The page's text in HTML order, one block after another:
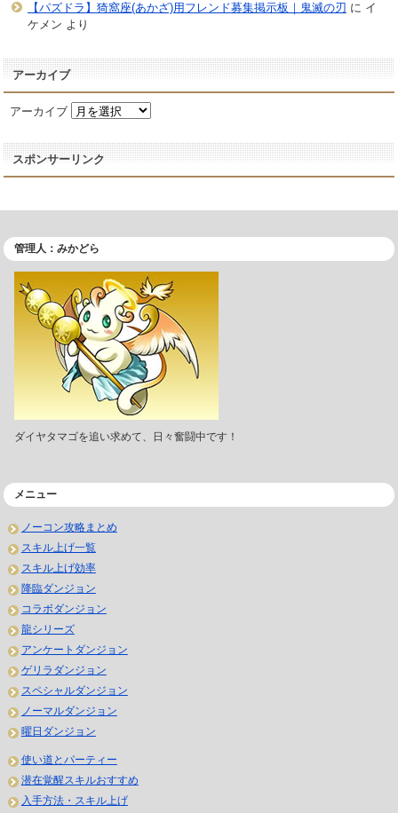
【パズドラ】猗窩座(あかざ)用フレンド募集掲示板｜鬼滅の刃 に イ
ケメン より
アーカイブ
アーカイブ
スポンサーリンク
管理人：みかどら
ダイヤタマゴを追い求めて、日々奮闘中です！
メニュー
ノーコン攻略まとめ
スキル上げ一覧
スキル上げ効率
降臨ダンジョン
コラボダンジョン
龍シリーズ
アンケートダンジョン
ゲリラダンジョン
スペシャルダンジョン
ノーマルダンジョン
曜日ダンジョン
使い道とパーティー
潜在覚醒スキルおすすめ
入手方法・スキル上げ